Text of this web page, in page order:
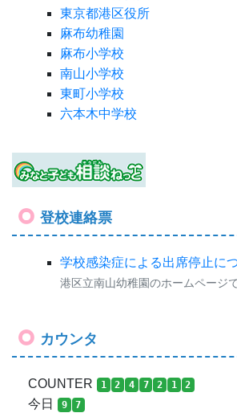
東京都港区役所
麻布幼稚園
麻布小学校
南山小学校
東町小学校
六本木中学校
登校連絡票
学校感染症による出席停止に
港区立南山幼稚園のホームページで
カウンタ
COUNTER 1 2 4 7 2 1 2
今日 9 7